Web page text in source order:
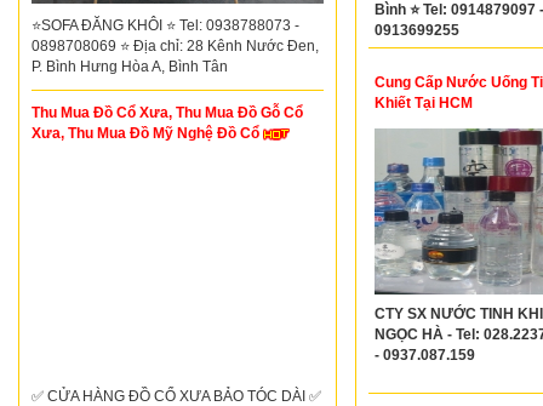
⭐SOFA ĐĂNG KHÔI ⭐ Tel: 0938788073 -
0898708069 ⭐ Địa chỉ: 28 Kênh Nước Đen,
P. Bình Hưng Hòa A, Bình Tân
Thu Mua Đồ Cổ Xưa, Thu Mua Đồ Gỗ Cổ
Xưa, Thu Mua Đồ Mỹ Nghệ Đồ Cổ
✅ CỬA HÀNG ĐỒ CỔ XƯA BẢO TÓC DÀI ✅
Bình ⭐ Tel: 0914879097 -
0913699255
Cung Cấp Nước Uống
Khiết Tại HCM
CTY SX NƯỚC TINH
NGỌC HÀ - Tel:
- 0937.087.159